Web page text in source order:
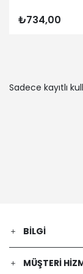
₺734,00
Sadece kayıtlı
BILGI
MÜŞTERI